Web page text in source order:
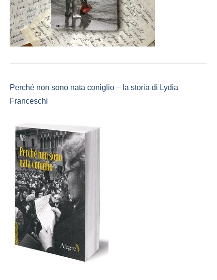
Perché non sono nata coniglio – la storia di Lydia
Franceschi